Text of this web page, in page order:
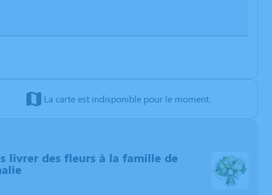
La carte est indisponible pour le moment.
livrer des fleurs à la famille de